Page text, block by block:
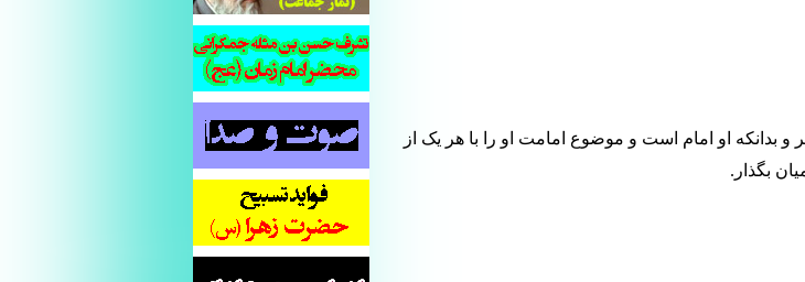
و بدانکه او امام است و موضوع امامت او را با هر یک از
بگذار.